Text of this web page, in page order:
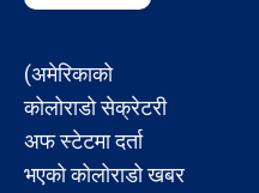
(अमेरिकाको
कोलोराडो सेक्रेटरी
अफ स्टेटमा दर्ता
भएको कोलोराडो खबर